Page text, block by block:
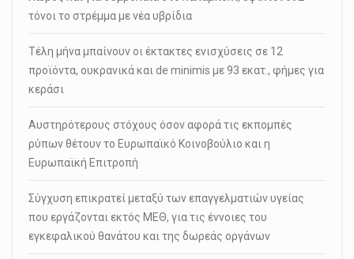
τόνοι το στρέμμα με νέα υβρίδια
Τέλη μήνα μπαίνουν οι έκτακτες ενισχύσεις σε 12
προϊόντα, ουκρανικά και de minimis με 93 εκατ., φήμες για
κεράσι
Αυστηρότερους στόχους όσον αφορά τις εκπομπές
ρύπων θέτουν το Ευρωπαϊκό Κοινοβούλιο και η
Ευρωπαϊκή Επιτροπή
Σύγχυση επικρατεί μεταξύ των επαγγελματιών υγείας
που εργάζονται εκτός ΜΕΘ, για τις έννοιες του
εγκεφαλικού θανάτου και της δωρεάς οργάνων